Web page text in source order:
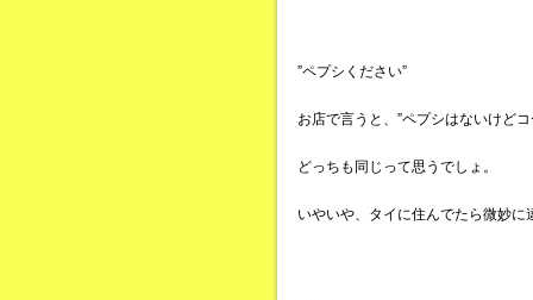
”ペプシください”
お店で言うと、”ペプシはないけど
どっちも同じって思うでしょ。
いやいや、タイに住んでたら微妙に